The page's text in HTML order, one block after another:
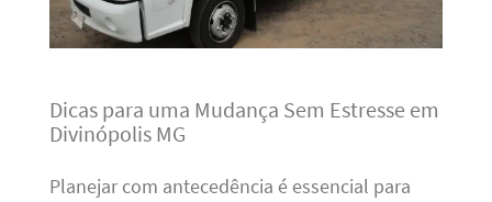
Dicas para uma Mudança Sem Estresse em
Divinópolis MG
Planejar com antecedência é essencial para